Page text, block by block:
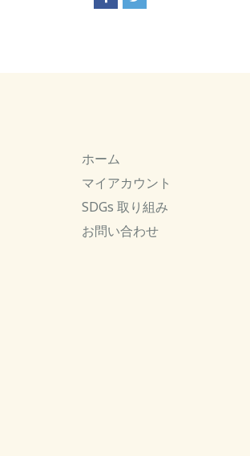
ホーム
マイアカウント
SDGs 取り組み
お問い合わせ